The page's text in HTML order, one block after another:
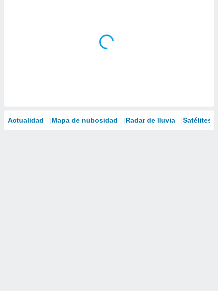
Actualidad Mapa de nubosidad Radar de lluvia Satélites